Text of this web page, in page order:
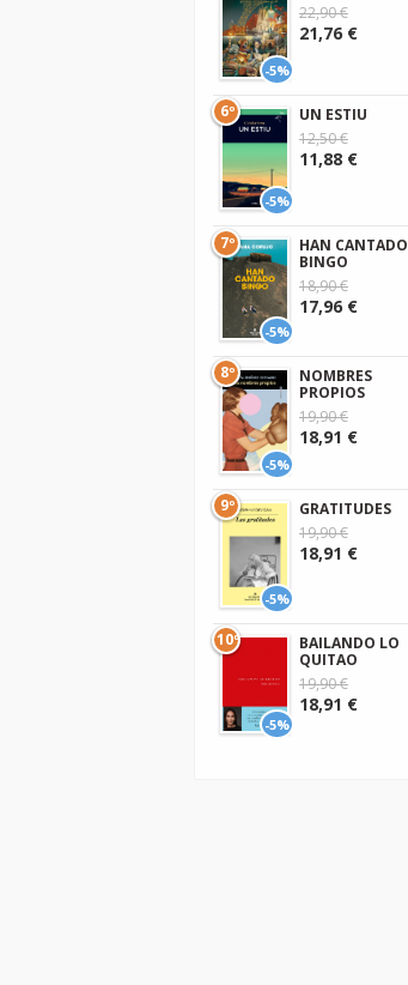
-5%
22,90 €
21,76 €
-5%
6º
UN ESTIU
12,50 €
11,88 €
-5%
7º
HAN CANTADO
BINGO
18,90 €
17,96 €
-5%
8º
NOMBRES
PROPIOS
19,90 €
18,91 €
-5%
9º
GRATITUDES
19,90 €
18,91 €
-5%
10º
BAILANDO LO
QUITAO
19,90 €
18,91 €